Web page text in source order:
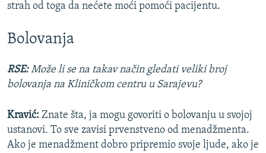
strah od toga da nećete moći pomoći pacijentu.
Bolovanja
RSE:Može li se na takav način gledati veliki broj
bolovanja na Kliničkom centru u Sarajevu?
Kravić: Znate šta, ja mogu govoriti o bolovanju u svojoj
ustanovi. To sve zavisi prvenstveno od menadžmenta.
Ako je menadžment dobro pripremio svoje ljude, ako je